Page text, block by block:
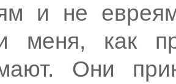
и не
меня, как
Они